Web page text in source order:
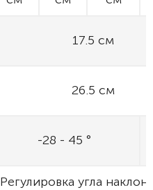
17.5 см
26.5 см
-28 - 45 °
Регулировка угла